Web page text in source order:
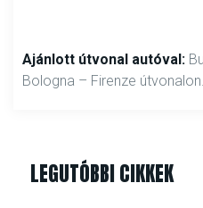
Ajánlott útvonal autóval:
Bologna – Firenze útvonalon.
LEGUTÓBBI CIKKEK